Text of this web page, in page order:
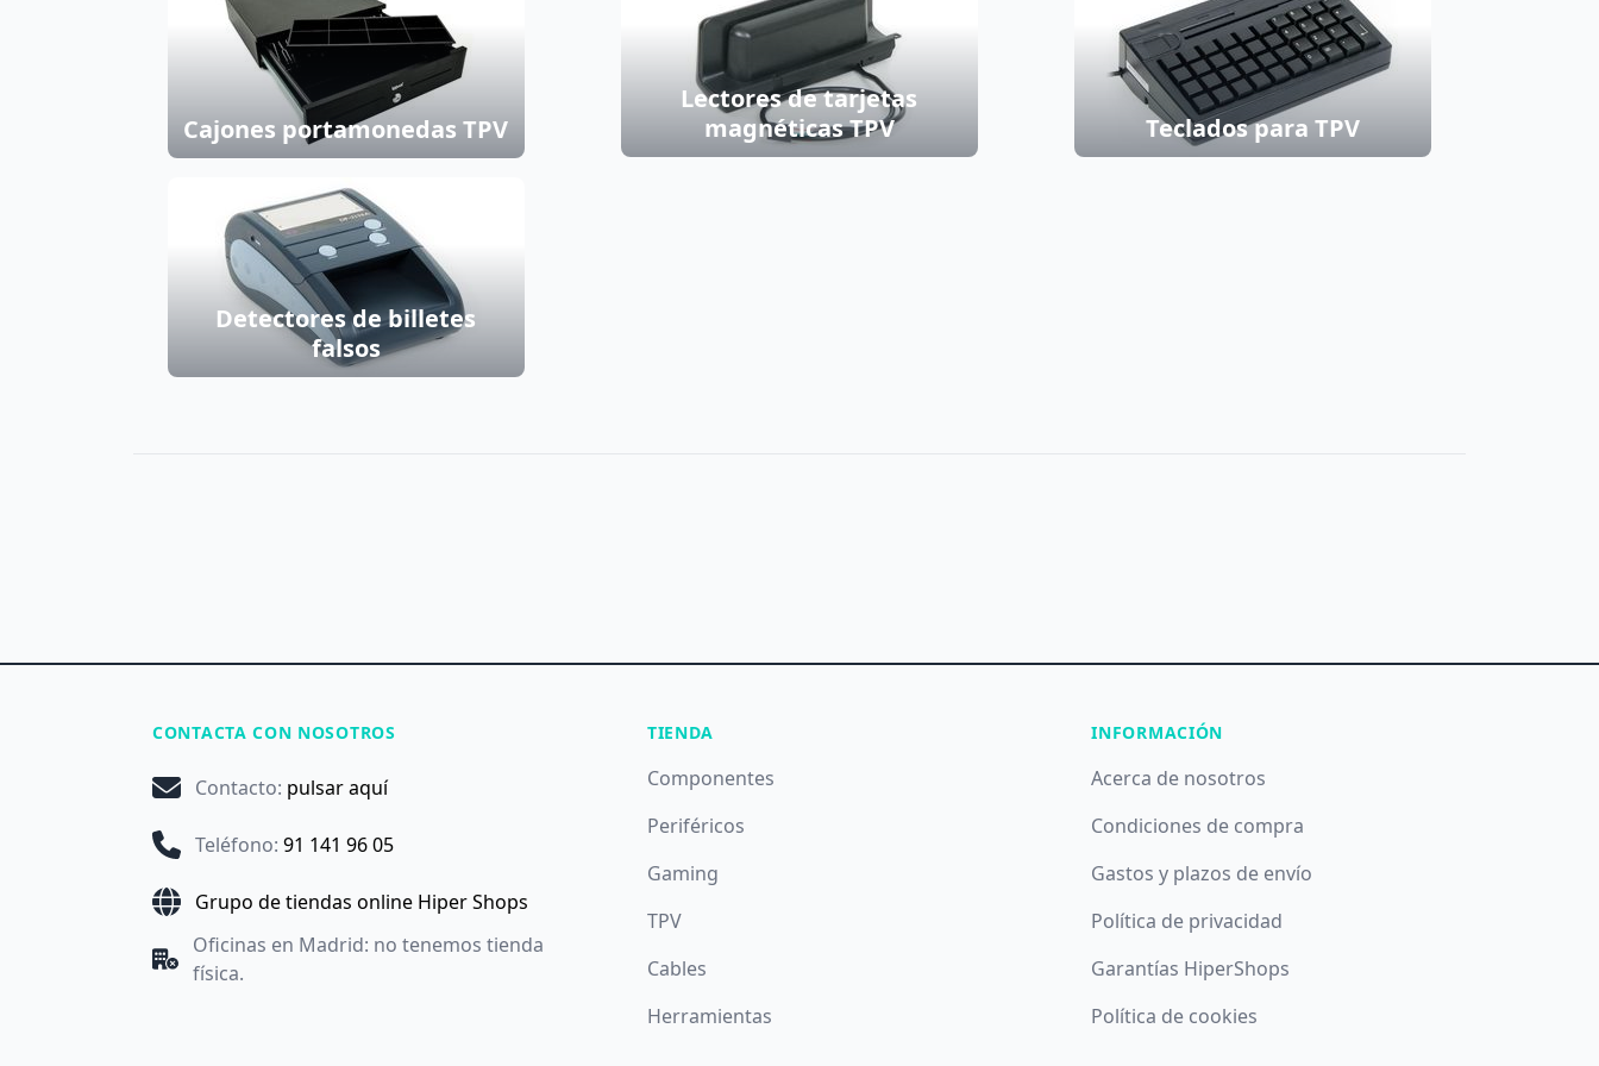
Cajones portamonedas TPV
Lectores de tarjetas
magnéticas TPV
Teclados para TPV
Detectores de billetes
falsos
CONTACTA CON NOSOTROS
Contacto: pulsar aquí
Teléfono: 91 141 96 05
Grupo de tiendas online Hiper Shops
Oficinas en Madrid: no tenemos tienda
física.
TIENDA
Componentes
Periféricos
Gaming
TPV
Cables
Herramientas
INFORMACIÓN
Acerca de nosotros
Condiciones de compra
Gastos y plazos de envío
Política de privacidad
Garantías HiperShops
Política de cookies